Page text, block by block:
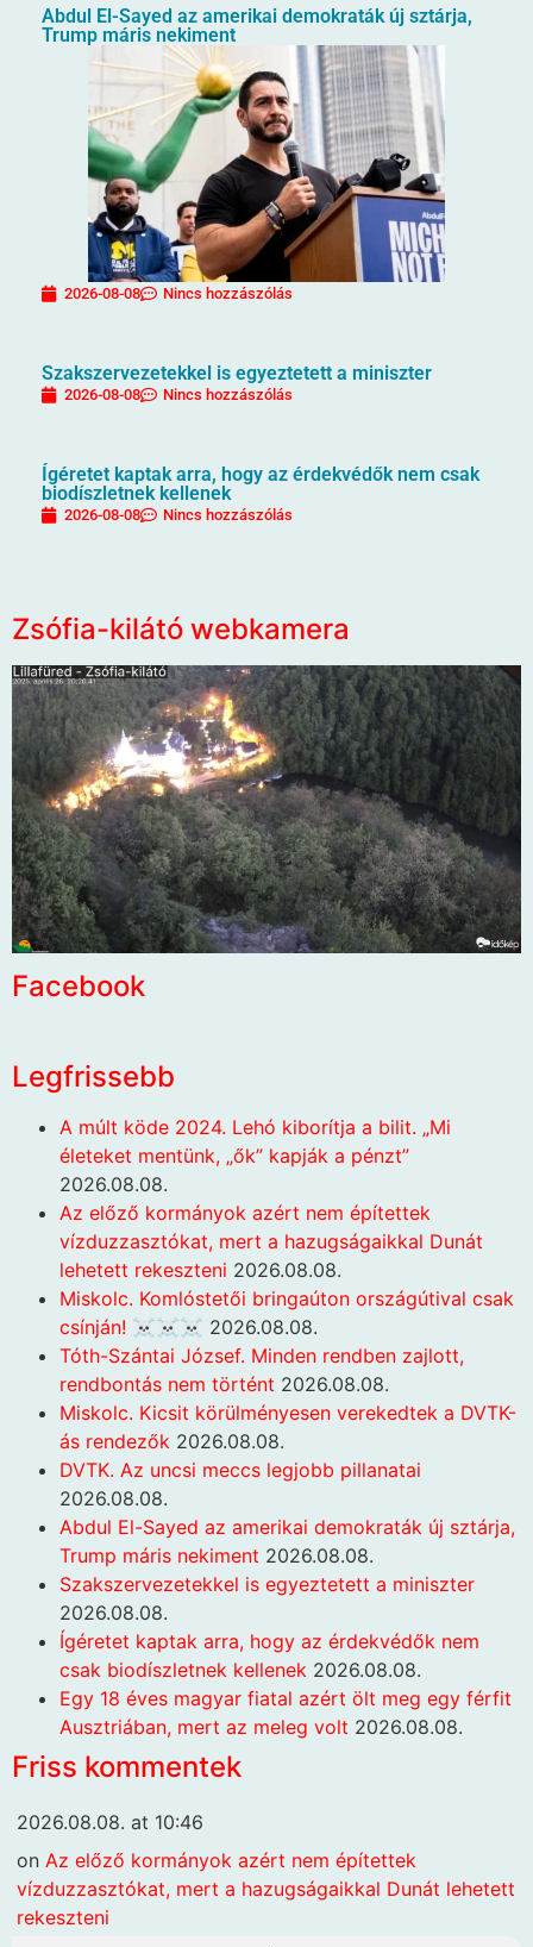
Abdul El-Sayed az amerikai demokraták új sztárja,
Trump máris nekiment
2026-08-08 Nincs hozzászólás
Szakszervezetekkel is egyeztetett a miniszter
2026-08-08 Nincs hozzászólás
Ígéretet kaptak arra, hogy az érdekvédők nem csak
biodíszletnek kellenek
2026-08-08 Nincs hozzászólás
Zsófia-kilátó webkamera
Facebook
Legfrissebb
A múlt köde 2024. Lehó kiborítja a bilit. „Mi
életeket mentünk, „ők” kapják a pénzt”
2026.08.08.
Az előző kormányok azért nem építettek
vízduzzasztókat, mert a hazugságaikkal Dunát
lehetett rekeszteni 2026.08.08.
Miskolc. Komlóstetői bringaúton országútival csak
csínján! ☠️☠️☠️ 2026.08.08.
Tóth-Szántai József. Minden rendben zajlott,
rendbontás nem történt 2026.08.08.
Miskolc. Kicsit körülményesen verekedtek a DVTK-
ás rendezők 2026.08.08.
DVTK. Az uncsi meccs legjobb pillanatai
2026.08.08.
Abdul El-Sayed az amerikai demokraták új sztárja,
Trump máris nekiment 2026.08.08.
Szakszervezetekkel is egyeztetett a miniszter
2026.08.08.
Ígéretet kaptak arra, hogy az érdekvédők nem
csak biodíszletnek kellenek 2026.08.08.
Egy 18 éves magyar fiatal azért ölt meg egy férfit
Ausztriában, mert az meleg volt 2026.08.08.
Friss kommentek
2026.08.08. at 10:46
on Az előző kormányok azért nem építettek
vízduzzasztókat, mert a hazugságaikkal Dunát lehetett
rekeszteni